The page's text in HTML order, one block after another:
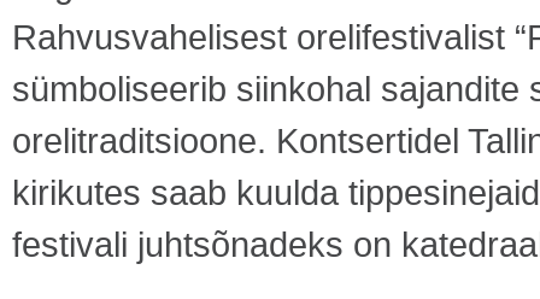
Rahvusvahelisest orelifestivalist
sümboliseerib siinkohal
orelitraditsioone. Kontsertidel
kirikutes saab kuulda
festivali juhtsõnadeks on